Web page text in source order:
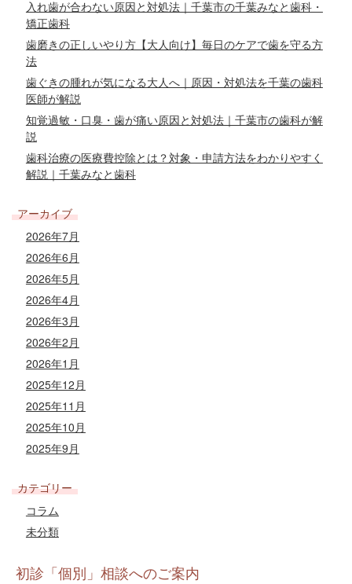
入れ歯が合わない原因と対処法｜千葉市の千葉みなと歯科・
矯正歯科
歯磨きの正しいやり方【大人向け】毎日のケアで歯を守る方
法
歯ぐきの腫れが気になる大人へ｜原因・対処法を千葉の歯科
医師が解説
知覚過敏・口臭・歯が痛い原因と対処法｜千葉市の歯科が解
説
歯科治療の医療費控除とは？対象・申請方法をわかりやすく
解説｜千葉みなと歯科
アーカイブ
2026年7月
2026年6月
2026年5月
2026年4月
2026年3月
2026年2月
2026年1月
2025年12月
2025年11月
2025年10月
2025年9月
カテゴリー
コラム
未分類
初診「個別」相談へのご案内